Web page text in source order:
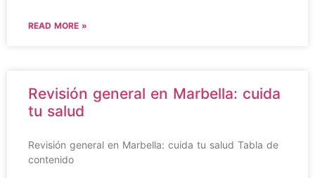
READ MORE »
Revisión general en Marbella: cuida
tu salud
Revisión general en Marbella: cuida tu salud Tabla de
contenido